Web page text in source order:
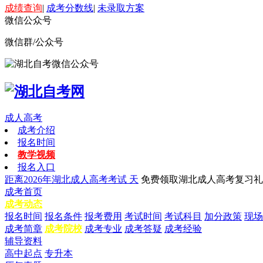
成绩查询| 成考分数线| 未录取方案
微信公众号
微信群/公众号
成人高考
成考介绍
报名时间
教学视频
报名入口
距离2026年湖北成人高考考试 天 免费领取湖北成人高考复习
成考首页
成考动态
报名时间 报名条件 报考费用 考试时间 考试科目 加分政策 现
成考简章 成考院校 成考专业 成考答疑 成考经验
辅导资料
高中起点 专升本